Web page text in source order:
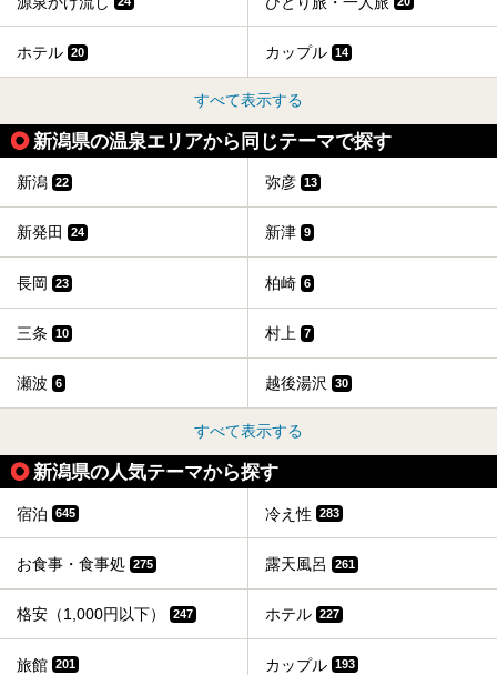
ホテル 20 カップル 14
すべて表示する
新潟県の温泉エリアから同じテーマで探す
新潟 22 弥彦 13
新発田 24 新津 9
長岡 23 柏崎 6
三条 10 村上 7
瀬波 6 越後湯沢 30
すべて表示する
新潟県の人気テーマから探す
宿泊 645 冷え性 283
お食事・食事処 275 露天風呂 261
格安（1,000円以下） 247 ホテル 227
旅館 201 カップル 193